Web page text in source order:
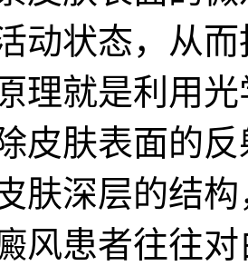
动状态，从
理就是利用
皮肤表面的
肤深层的结
风患者往往